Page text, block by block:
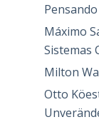
Pensando
Máximo
Sistemas
Milton
Otto